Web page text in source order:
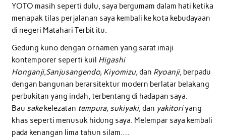
YOTO masih seperti dulu, saya bergumam dalam hati ketika
menapak tilas perjalanan saya kembali ke kota kebudayaan
di negeri Matahari Terbit itu.
Gedung kuno dengan ornamen yang sarat imaji
kontemporer seperti kuil Higashi
Honganji,Sanjusangendo, Kiyomizu,dan Ryoanji, berpadu
dengan bangunan berarsitektur modern berlatar belakang
perbukitan yang indah, terbentang di hadapan saya.
Bau sakekelezatan tempura, sukiyaki, dan yakitoriyang
khas seperti menusuk hidung saya. Melempar saya kembali
pada kenangan lima tahun silam….